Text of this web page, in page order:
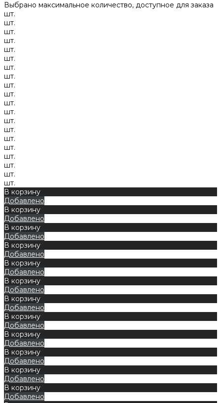
Выбрано максимальное количество, доступное для заказа
шт.
шт.
шт.
шт.
шт.
шт.
шт.
шт.
шт.
шт.
шт.
шт.
шт.
шт.
шт.
шт.
шт.
шт.
шт.
шт.
В корзину
Добавлено
В корзину
Добавлено
В корзину
Добавлено
В корзину
Добавлено
В корзину
Добавлено
В корзину
Добавлено
В корзину
Добавлено
В корзину
Добавлено
В корзину
Добавлено
В корзину
Добавлено
В корзину
Добавлено
В корзину
Добавлено